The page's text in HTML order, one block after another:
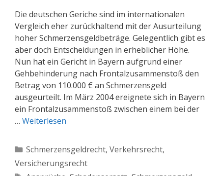
Die deutschen Geriche sind im internationalen
Vergleich eher zurückhaltend mit der Ausurteilung
hoher Schmerzensgeldbeträge. Gelegentlich gibt es
aber doch Entscheidungen in erheblicher Höhe.
Nun hat ein Gericht in Bayern aufgrund einer
Gehbehinderung nach Frontalzusammenstoß den
Betrag von 110.000 € an Schmerzensgeld
ausgeurteilt. Im März 2004 ereignete sich in Bayern
ein Frontalzusammenstoß zwischen einem bei der
… Weiterlesen
Kategorien
Schmerzensgeldrecht, Verkehrsrecht,
Versicherungsrecht